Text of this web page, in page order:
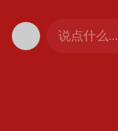
说点什么...